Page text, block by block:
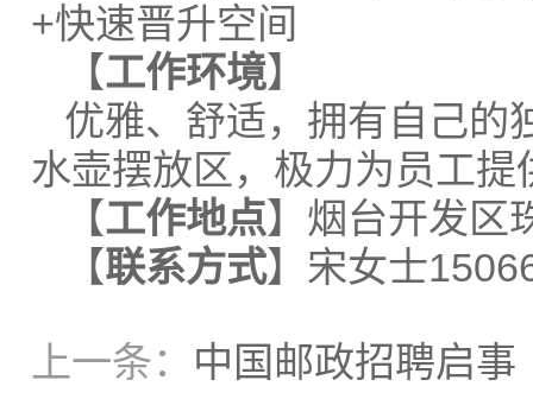
+快速晋升空间
【工作环境】
优雅、舒适，拥有自己的
水壶摆放区，极力为员工
【工作地点】烟台开发区
【联系方式】宋女士
上一条： 中国邮政招聘启事